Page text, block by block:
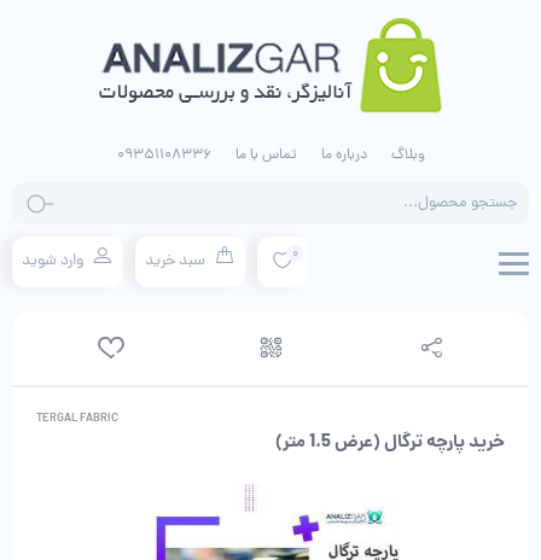
وبلاگ درباره ما تماس با ما 09351108336
محصولات
0 سبد خرید وارد شوید
TERGAL FABRIC
خرید پارچه ترگال (عرض 1.5 متر)